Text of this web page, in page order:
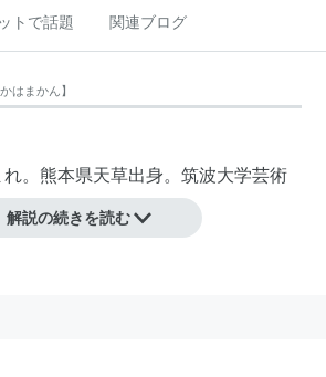
トで話題 関連ブログ
はまかん】
。熊本県天草出身。筑波大学芸術
解説の続きを読む